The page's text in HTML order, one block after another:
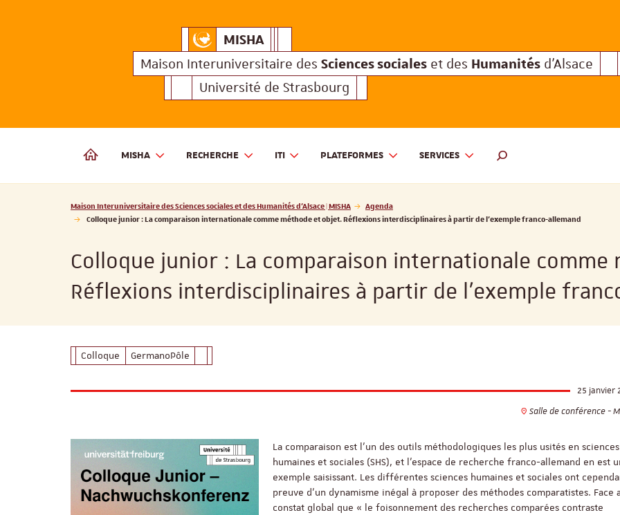
MISHAMaison Interuniversitaire des
Maison Interuniversitaire des Sciences sociales et des Humanités d'Alsace
Université de Strasbourg
MAISON INTERUNIVERSITAIRE DES SCIENCES SOCIALES ET DES HUMANITÉS D'ALSACE | MISHA
MISHA RECHERCHE ITI PLATEFORMES SERVICES
MOTEUR DE RECHERCHE
Maison Interuniversitaire des
Vous êtes ici :
Maison Interuniversitaire des Sciences sociales et des Humanités d'Alsace | MISHA
Agenda
Colloque junior : La comparaison internationale comme méthode et objet. Réflexions interdisciplinaires à partir de l’exemple franco-allemand
Colloque junior : La comparaison internationale
Réflexions interdisciplinaires à partir de l’exemple
Colloque GermanoPôle
25 janvier
Salle de conférence -
La comparaison est l’un des outils méthodologiques les plus usités en sciences
humaines et sociales (SHS), et l’espace de recherche franco-allemand en est
exemple saisissant. Les différentes sciences humaines et sociales ont
preuve d’un dynamisme inégal à proposer des méthodes comparatistes. Face
constat global que « le foisonnement des recherches comparées contraste